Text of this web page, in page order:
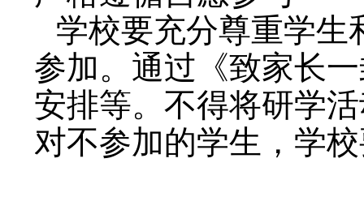
学校要充分尊重学生
参加。通过《致家长
安排等。不得将研学
对不参加的学生，学